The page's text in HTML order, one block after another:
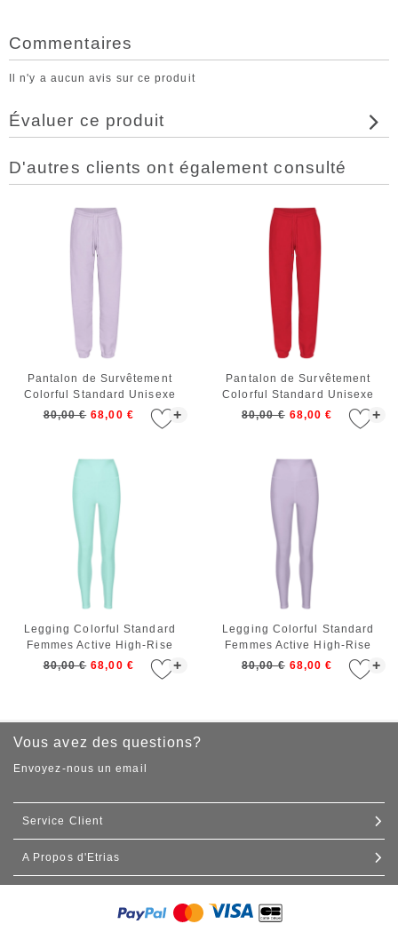
Commentaires
Il n'y a aucun avis sur ce produit
Évaluer ce produit
D'autres clients ont également consulté
+
Pantalon de Survêtement
Colorful Standard Unisexe
Organic Sweatpants Soft
80,00 € 68,00 € +
Pantalon de Survêtement
Colorful Standard Unisexe
Organic Sweatpants Scarlet
80,00 € 68,00 €
+
Legging Colorful Standard
Femmes Active High-Rise
Legging Teal Blue
80,00 € 68,00 € +
Legging Colorful Standard
Femmes Active High-Rise
Legging Pearly Purple
80,00 € 68,00 €
Vous avez des questions?
Envoyez-nous un email
Service Client
Contact
A Propos d'Etrias